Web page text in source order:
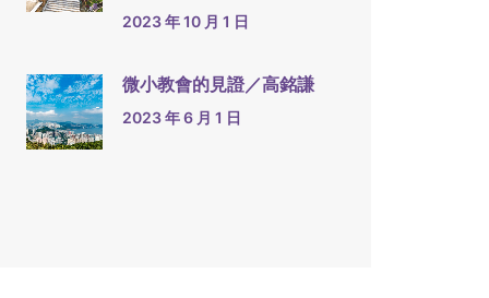
2023 年 10 月 1 日
微小教會的見證／高銘謙
2023 年 6 月 1 日